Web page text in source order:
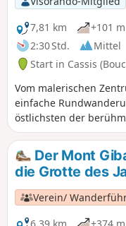
7,81 km
+101 m
2:30 Std.
Mittel
Start in Cassis
Vom malerischen
einfache
östlichsten der
Der Weg verläuft
wunderschönen Blick
Canaille und das
Nachdem Sie am
seinen Segelbooten
geht es auf einem
gemächlich zurück
Der Mont
die Grotte des
Verein/